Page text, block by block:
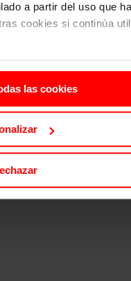
a partir del uso que
cookies si continúa
las cookies